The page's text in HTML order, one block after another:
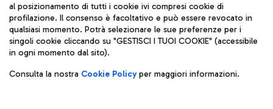
Gelateria
Leonardo Da Vinci.
Ristoranti
Scopri la nostra offerta per una pausa gustosa in aeroporto
Codice fiscale e Registro delle Imprese di Roma 13032990155 P.
IVA 06572251004
Capitale sociale 62.224.743,00 int. vers.
Sede legale: Via Pier Paolo Racchetti 1 - 00054 Fiumicino (RM)
telefono +39 06 65951
Privacy policy
Note legali
al posizionamento di tutti i cookie ivi compresi cookie di
profilazione. Il consenso è facoltativo e può essere revocato in
qualsiasi momento. Potrà selezionare le sue preferenze per i
singoli cookie cliccando su "GESTISCI I TUOI COOKIE" (accessibile
in ogni momento dal sito).
Consulta la nostra Cookie Policyper maggiori informazioni.